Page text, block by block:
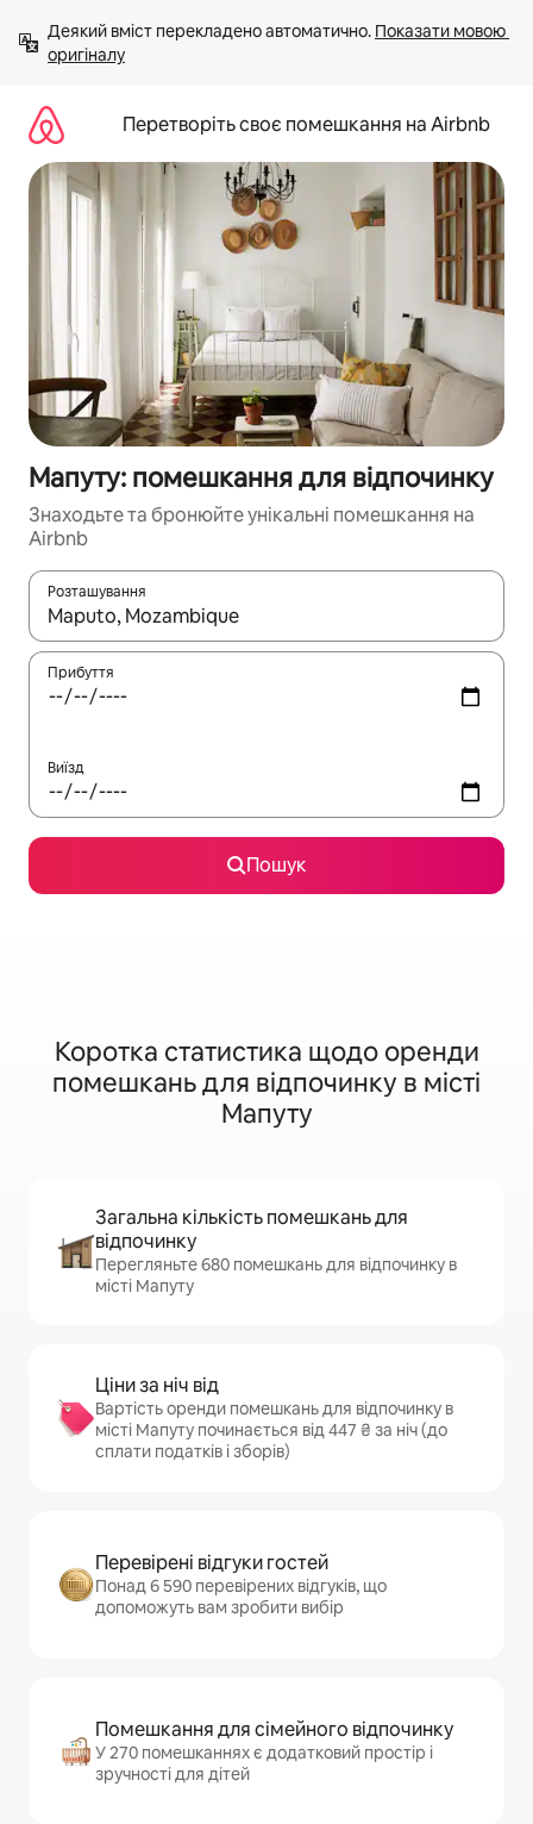
вмісту
Деякий вміст перекладено автоматично. Показати мовою
оригіналу
Перетворіть своє помешкання на Airbnb
Мапуту: помешкання для відпочинку
Знаходьте та бронюйте унікальні помешкання на
Airbnb
Розташування
Отримавши результати пошуку, використовуйте для
Прибуття
Виїзд
Пошук
Коротка статистика щодо оренди
помешкань для відпочинку в місті
Мапуту
Загальна кількість помешкань для
відпочинку
Перегляньте 680 помешкань для відпочинку в
місті Мапуту
Ціни за ніч від
Вартість оренди помешкань для відпочинку в
місті Мапуту починається від 447 ₴ за ніч (до
сплати податків і зборів)
Перевірені відгуки гостей
Понад 6 590 перевірених відгуків, що
допоможуть вам зробити вибір
Помешкання для сімейного відпочинку
У 270 помешканнях є додатковий простір і
зручності для дітей